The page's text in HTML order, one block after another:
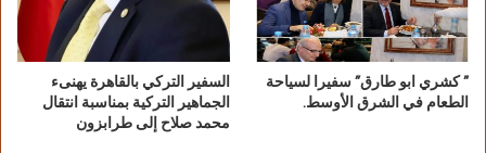
يبلغ دخله ١٦ ألف درهم شهرياً بدفع ٥ درهم شهرياً
درهم ثم ٢٠ درهم حسب مستوى الدخل بشكل
” كشري ابو طارق” سفيرا لسياحة
الطعام في الشرق الأوسط.
السفير التركي بالقاهرة يهنىء
الجماهير التركية بمناسبة انتقال
محمد صلاح إلى طرابزون